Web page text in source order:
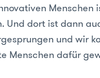
Menschen
Und dort ist dann
und wir
Menschen dafür